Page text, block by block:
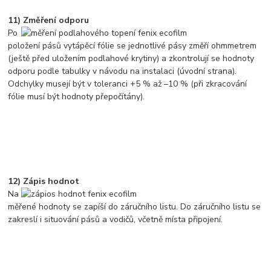
11) Změření odporu
Po
položení pásů vytápěcí fólie se jednotlivé pásy změří ohmmetrem
(ještě před uložením podlahové krytiny) a zkontrolují se hodnoty
odporu podle tabulky v návodu na instalaci (úvodní strana).
Odchylky musejí být v toleranci +5 % až –10 % (při zkracování
fólie musí být hodnoty přepočítány).
12) Zápis hodnot
Na
měřené hodnoty se zapíší do záručního listu. Do záručního listu se
zakreslí i situování pásů a vodičů, včetně místa připojení.